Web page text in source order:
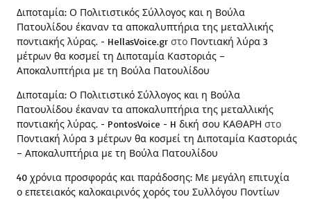
Διποταμία: Ο Πολιτιστικός Σύλλογος και η Βούλα
Πατουλίδου έκαναν τα αποκαλυπτήρια της μεταλλικής
ποντιακής λύρας. - HellasVoice.gr στο Ποντιακή λύρα 3
μέτρων θα κοσμεί τη Διποταμία Καστοριάς –
Αποκαλυπτήρια με τη Βούλα Πατουλίδου
Διποταμία: Ο Πολιτιστικό Σύλλογος και η Βούλα
Πατουλίδου έκαναν τα αποκαλυπτήρια της μεταλλικής
ποντιακής λύρας. - PontosVoice - H δική σου ΚΑΘΑΡΗ στο
Ποντιακή λύρα 3 μέτρων θα κοσμεί τη Διποταμία Καστοριάς
– Αποκαλυπτήρια με τη Βούλα Πατουλίδου
40 χρόνια προσφοράς και παράδοσης: Με μεγάλη επιτυχία
ο επετειακός καλοκαιρινός χορός του Συλλόγου Ποντίων